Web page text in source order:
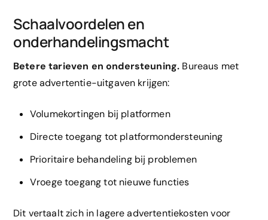
Schaalvoordelen en
onderhandelingsmacht
Betere tarieven en ondersteuning. Bureaus met
grote advertentie-uitgaven krijgen:
Volumekortingen bij platformen
Directe toegang tot platformondersteuning
Prioritaire behandeling bij problemen
Vroege toegang tot nieuwe functies
Dit vertaalt zich in lagere advertentiekosten voor